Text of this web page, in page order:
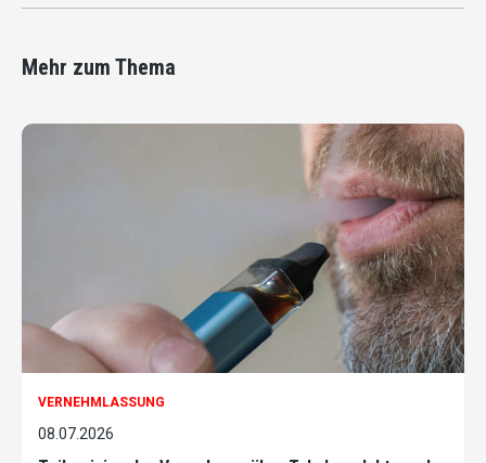
Mehr zum Thema
VERNEHMLASSUNG
08.07.2026